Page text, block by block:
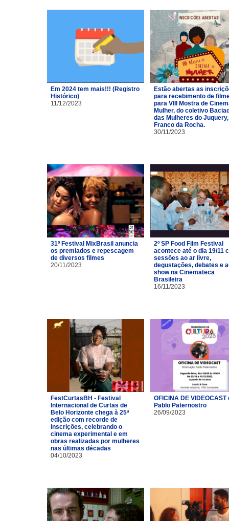
Em 2024 tem mais!!! (Registro
Histórico)
11/12/2023
Estão abertas as
para recebimento de
para VIII Mostra de
Mulher, do coletivo
das Mulheres do
Franco da Rocha.
30/11/2023
31º Festival MixBrasil anuncia
os premiados e repescagem
de diversos filmes
20/11/2023
2º SP Food Film Festival
acontece até o dia 19/11
sessões ao ar livre,
degustações, debates e
show na Cinemateca
Brasileira
16/11/2023
FestCurtasBH - Festival
Internacional de Curtas de
Belo Horizonte chega à 25ª
edição com recorde de
inscrições, celebrando o
cinema experimental e em
obras realizadas por mulheres
nas últimas décadas
04/10/2023
OFICINA DE VIDEOCAST
Pablo Paternostro
26/09/2023